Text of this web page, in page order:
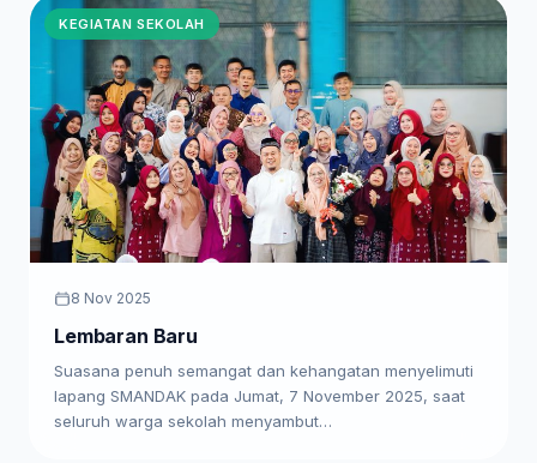
KEGIATAN SEKOLAH
8 Nov 2025
Lembaran Baru
Suasana penuh semangat dan kehangatan menyelimuti
lapang SMANDAK pada Jumat, 7 November 2025, saat
seluruh warga sekolah menyambut…